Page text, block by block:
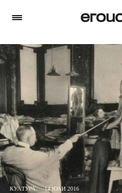
КУЛТУРА 14 ЮЛИ 2016